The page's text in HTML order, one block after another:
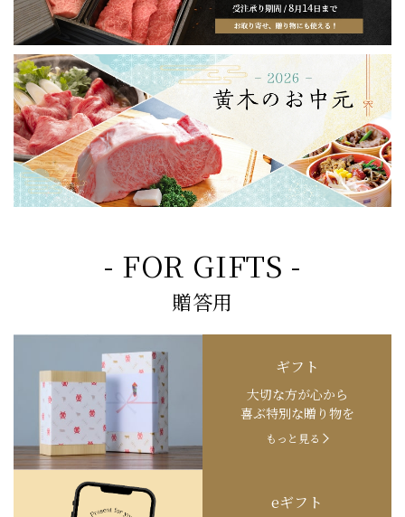
- FOR GIFTS -
贈答用
ギフト
大切な方が心から
喜ぶ特別な贈り物を
もっと見る
eギフト